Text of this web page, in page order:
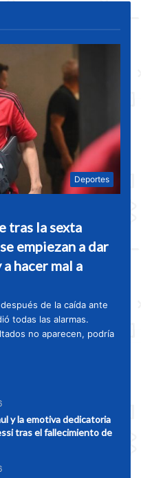
Deportes
tras la sexta
empiezan a dar
hacer mal a
de la caída ante
todas las alarmas.
no aparecen, podría
y la emotiva dedicatoria
tras el fallecimiento de